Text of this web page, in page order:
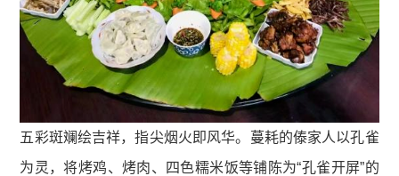
五彩斑斓绘吉祥，指尖烟火即风华。蔓耗的傣家人以孔雀
为灵，将烤鸡、烤肉、四色糯米饭等铺陈为“孔雀开屏”的